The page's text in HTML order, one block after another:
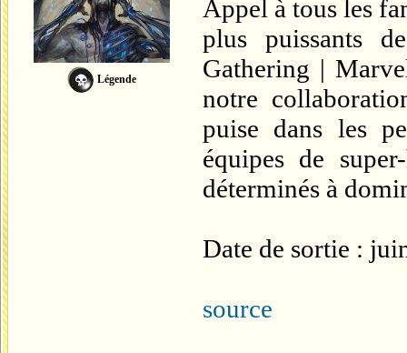
Légende
Appel à tous les
plus puissants
Gathering |
notre
puise dans les
équipes de
déterminés à
Date de sortie :
source